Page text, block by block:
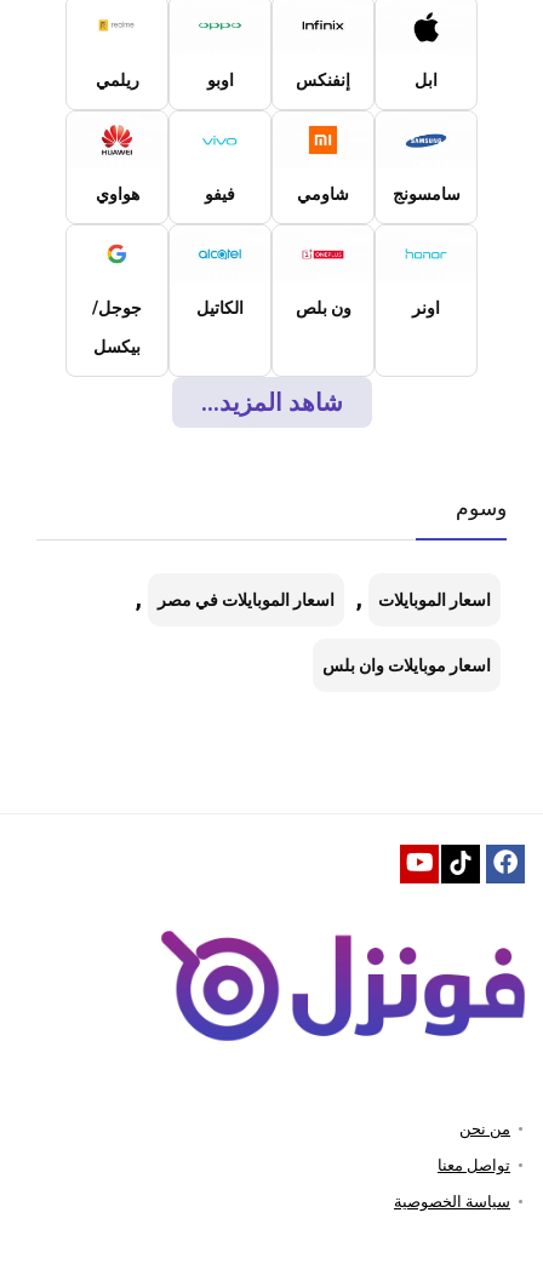
ابل إنفنكس اوبو ريلمي
سامسونج شاومي فيفو هواوي
اونر ون بلص الكاتيل
جوجل/
بيكسل
شاهد المزيد...
وسوم
اسعار الموبايلات , اسعار الموبايلات في مصر ,
اسعار موبايلات وان بلس
من نحن
تواصل معنا
سياسة الخصوصية